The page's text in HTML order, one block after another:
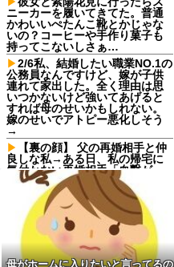
ニーカーを履いてきてた。普通
かわいいぺたんこ靴とかじゃな
いの？コーヒーや手作り菓子も
持ってこないしさぁ…
2/6私、結婚したい職業NO.1の
公務員なんですけど、嫁が子供
連れて家出した。全く理由は思
いつかないけど強いてあげると
すれば母のせいかもしれない。
嫁のせいでアトピー悪化しそう
→
【裏の顔】 父の再婚相手と仲
良しな私→ある日、私の帰宅に
気付かない再婚相手「血繋がっ
てないのに大学費用出さなきゃ
いけないの腹立つわ…姑だった
ら先に亡くなるのに笑」私
「…」
友達は料理を一口二口食べて
は他の料理に行く。「料理の味
にすぐ飽きて同じ物をずっと食
母がホームに入りたいと言ってるの